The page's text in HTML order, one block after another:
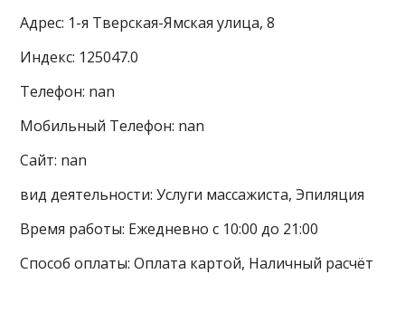
Адрес: 1-я Тверская-Ямская улица, 8
Индекс: 125047.0
Телефон: nan
Мобильный Телефон: nan
Сайт: nan
вид деятельности: Услуги массажиста, Эпиляция
Время работы: Ежедневно с 10:00 до 21:00
Способ оплаты: Оплата картой, Наличный расчёт